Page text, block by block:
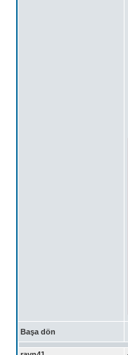
Başa dön